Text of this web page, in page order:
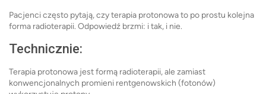
Pacjenci często pytają, czy terapia protonowa to po prostu kolejna
forma radioterapii. Odpowiedź brzmi: i tak, i nie.
Technicznie:
Terapia protonowa jest formą radioterapii, ale zamiast
konwencjonalnych promieni rentgenowskich (fotonów)